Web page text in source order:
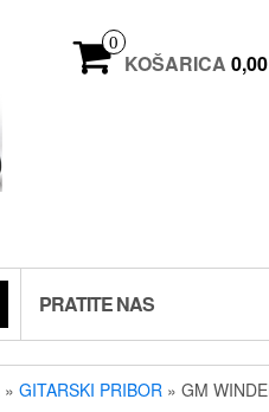
0
KOŠARICA
PRATITE NAS
» GITARSKI PRIBOR » GM